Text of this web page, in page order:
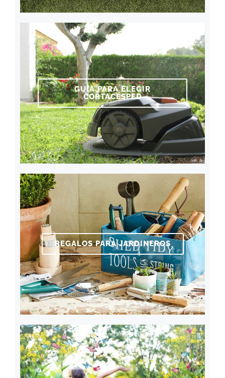
GUÍA PARA ELEGIR
CORTACÉSPED
REGALOS PARA JARDINEROS